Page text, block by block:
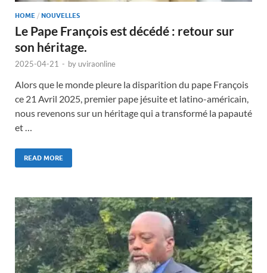
HOME / NOUVELLES
Le Pape François est décédé : retour sur
son héritage.
2025-04-21 - byuviraonline
Alors que le monde pleure la disparition du pape François
ce 21 Avril 2025, premier pape jésuite et latino-américain,
nous revenons sur un héritage qui a transformé la papauté
et …
READ MORE